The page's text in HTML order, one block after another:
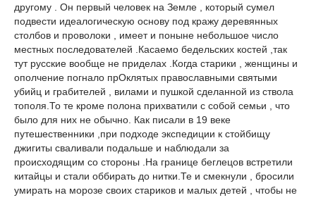
другому . Он первый человек на Земле , который сумел
подвести идеалогическую основу под кражу деревянных
столбов и проволоки , имеет и поныне небольшое число
местных последователей .Касаемо бедельских костей ,так
тут русские вообще не приделах .Когда старики , женщины и
ополчение погнало прОклятых православными святыми
убийц и грабителей , вилами и пушкой сделанной из ствола
тополя.То те кроме полона прихватили с собой семьи , что
было для них не обычно. Как писали в 19 веке
путешественники ,при подходе экспедиции к стойбищу
джигиты сваливали подальше и наблюдали за
происходящим со стороны .На границе беглецов встретили
китайцы и стали оббирать до нитки.Те и смекнули , бросили
умирать на морозе своих стариков и малых детей , чтобы не